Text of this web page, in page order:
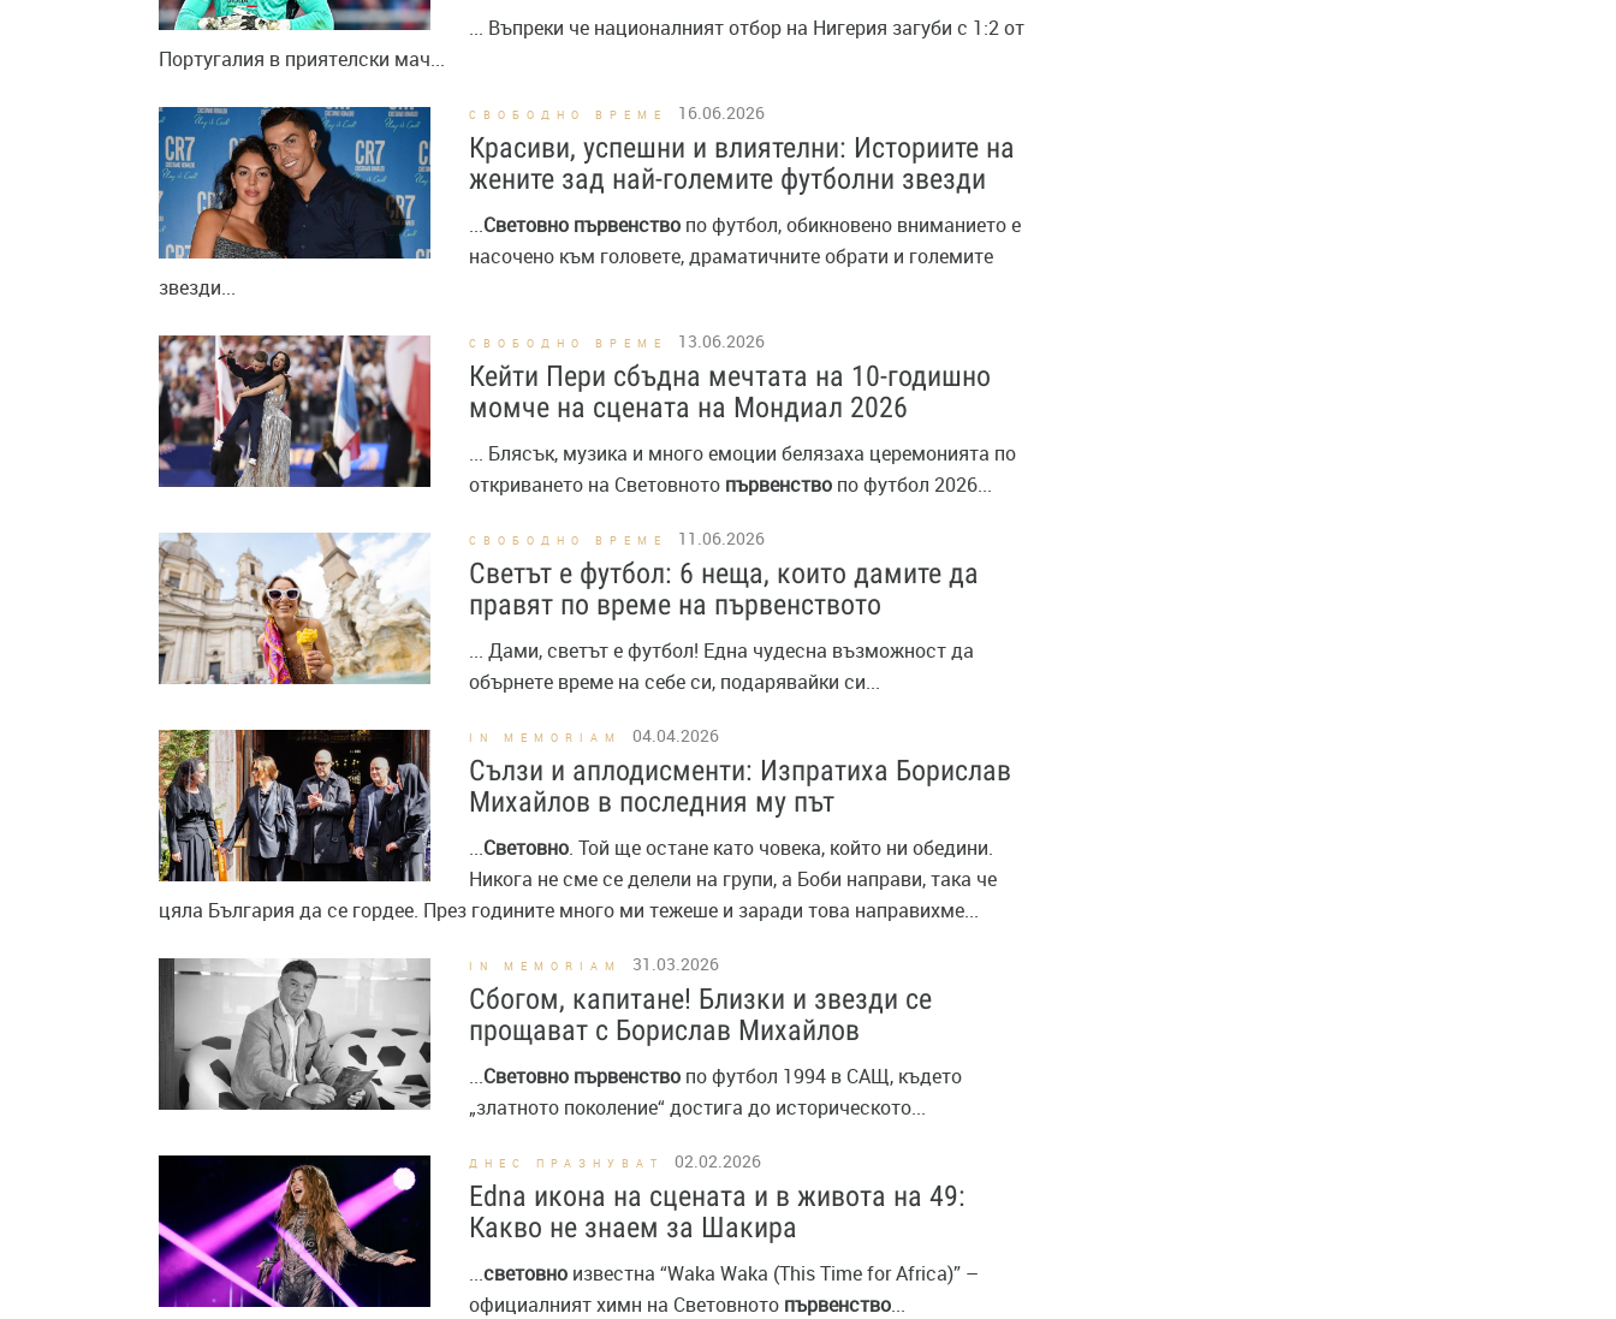
... Въпреки че националният отбор на Нигерия загуби с 1:2 от
Португалия в приятелски мач...
СВОБОДНО ВРЕМЕ 16.06.2026
Красиви, успешни и влиятелни: Историите на
жените зад най-големите футболни звезди
...Световно първенство по футбол, обикновено вниманието е
насочено към головете, драматичните обрати и големите
звезди...
СВОБОДНО ВРЕМЕ 13.06.2026
Кейти Пери сбъдна мечтата на 10-годишно
момче на сцената на Мондиал 2026
... Блясък, музика и много емоции белязаха церемонията по
откриването на Световното първенство по футбол 2026...
СВОБОДНО ВРЕМЕ 11.06.2026
Светът е футбол: 6 неща, които дамите да
правят по време на първенството
... Дами, светът е футбол! Една чудесна възможност да
обърнете време на себе си, подарявайки си...
IN MEMORIAM 04.04.2026
Сълзи и аплодисменти: Изпратиха Борислав
Михайлов в последния му път
...Световно. Той ще остане като човека, който ни обедини.
Никога не сме се делели на групи, а Боби направи, така че
цяла България да се гордее. През годините много ми тежеше и заради това направихме...
IN MEMORIAM 31.03.2026
Сбогом, капитане! Близки и звезди се
прощават с Борислав Михайлов
...Световно първенство по футбол 1994 в САЩ, където
„златното поколение“ достига до историческото...
ДНЕС ПРАЗНУВАТ 02.02.2026
Edna икона на сцената и в живота на 49:
Какво не знаем за Шакира
...световно известна “Waka Waka (This Time for Africa)” –
официалният химн на Световното първенство...